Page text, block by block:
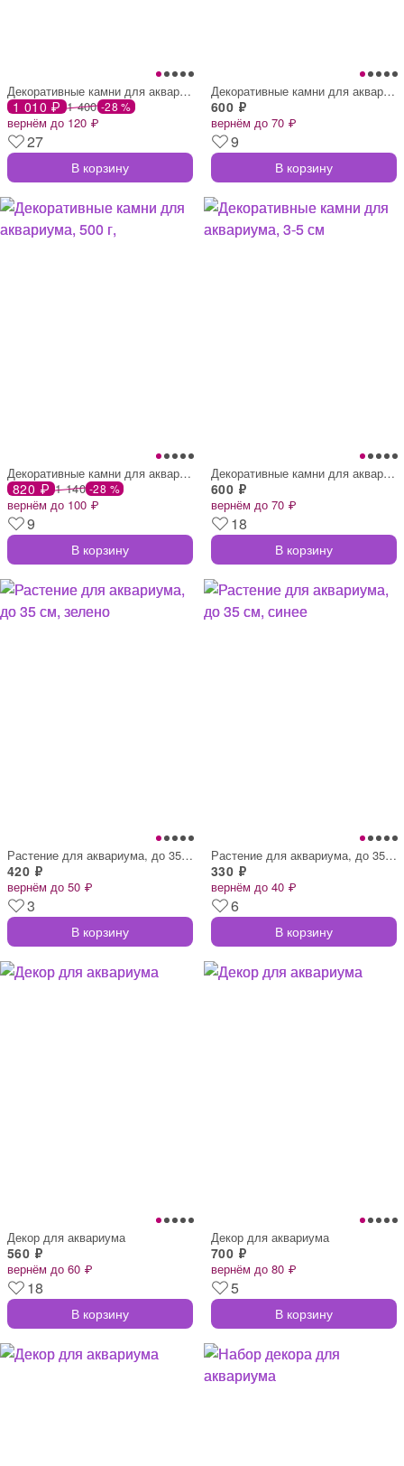
Декоративные камни для аквариума, 500 г,
1 010 ₽ 1 400 -28 %
вернём до 120 ₽
27
В корзину
Декоративные камни для аквариума, 3-5 см
600 ₽
вернём до 70 ₽
9
В корзину
Декоративные камни для аквариума, 500 г,
820 ₽ 1 140 -28 %
вернём до 100 ₽
9
В корзину
Декоративные камни для аквариума, 3-5 см
600 ₽
вернём до 70 ₽
18
В корзину
Растение для аквариума, до 35 см, зелено
420 ₽
вернём до 50 ₽
3
В корзину
Растение для аквариума, до 35 см, синее
330 ₽
вернём до 40 ₽
6
В корзину
Декор для аквариума
560 ₽
вернём до 60 ₽
18
В корзину
Декор для аквариума
700 ₽
вернём до 80 ₽
5
В корзину